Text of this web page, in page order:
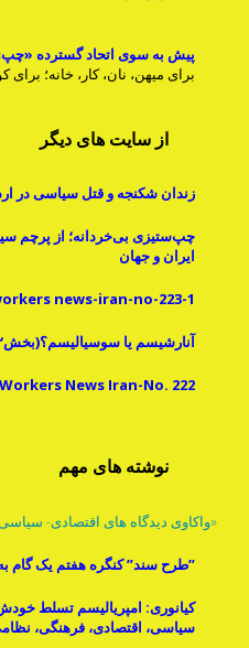
پیش به سوی اتحاد گسترده
برای میهن، نان، کار، خانه؛
از سایت های دیگر
زندان شکنجه و قتل سیاسی در
چپ‌ستیزی بی‌خردانه؛ از پرچم
ایران و جهان
news-iran-no-223-1
آنارشیسم یا سوسیالیسم؟(بخش۲)
News Iran-No. 222
نوشته های مهم
«واکاوی دیدگاه های اقتصادی-
”طرح سند” کنگره هفتم یک
کیانوری: امپریالیسم تسلط
سیاسی، اقتصادی، فرهنگی،